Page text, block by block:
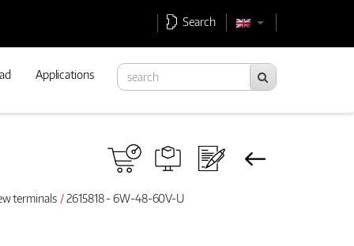
Search
Applications
terminals 2615818 - 6W-48-60V-U